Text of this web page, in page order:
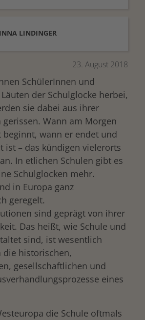
LINDINGER
23. August 2018
SchülerInnen und
der Schulglocke herbei,
sie dabei aus ihrer
gerissen. Wann am Morgen
wann er endet und
ist – das kündigen vielerorts
In etlichen Schulen gibt es
Schulglocken mehr.
in Europa ganz
geregelt.
sind geprägt von ihrer
Das heißt, wie Schule und
sind, ist wesentlich
historischen,
gesellschaftlichen und
eines
die Schule oftmals